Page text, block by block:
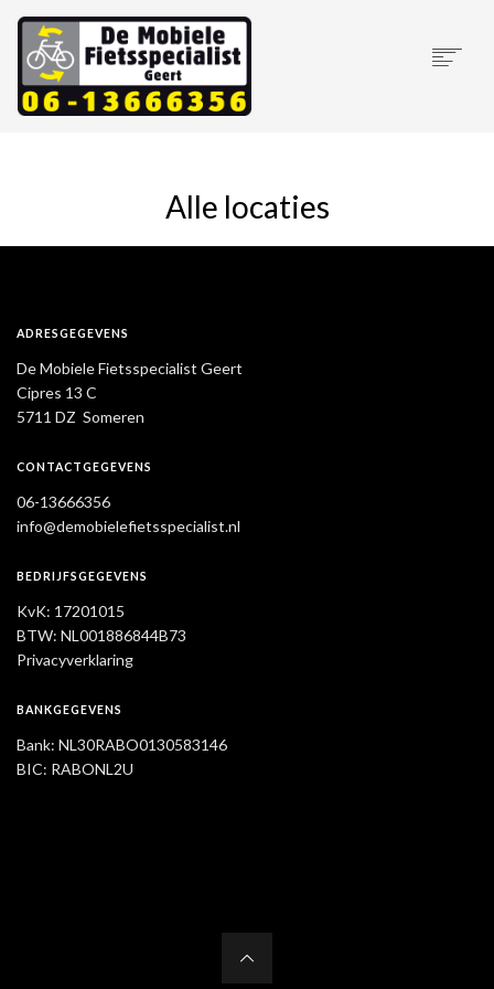
CONTACT
Alle locaties
ADRESGEGEVENS
De Mobiele Fietsspecialist Geert
Cipres 13 C
5711 DZ Someren
CONTACTGEGEVENS
06-13666356
info@demobielefietsspecialist.nl
BEDRIJFSGEGEVENS
KvK: 17201015
BTW: NL001886844B73
Privacyverklaring
BANKGEGEVENS
Bank: NL30RABO0130583146
BIC: RABONL2U